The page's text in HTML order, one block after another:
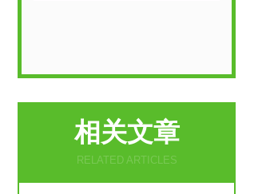
相关文章
RELATED ARTICLES